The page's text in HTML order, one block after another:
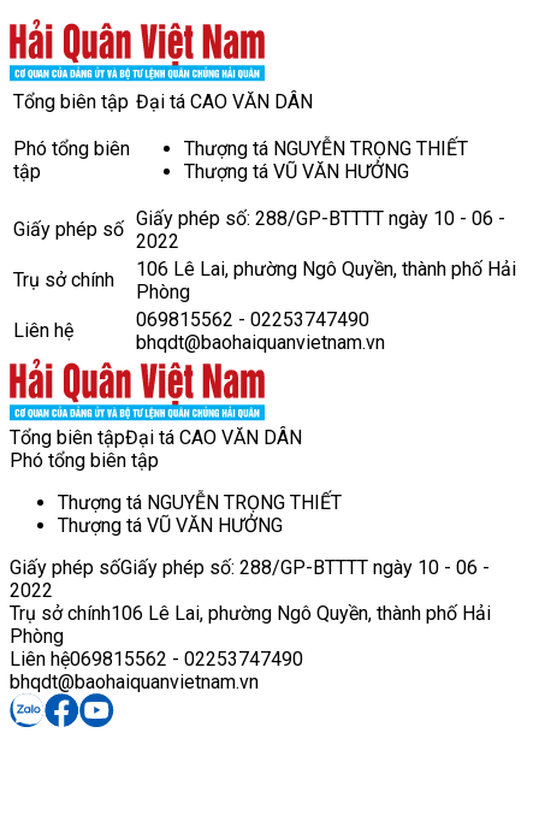
Tổng biên tập Đại tá CAO VĂN DÂN
Phó tổng biên
tập
Thượng tá NGUYỄN TRỌNG THIẾT
Thượng tá VŨ VĂN HƯỞNG
Giấy phép số Giấy phép số: 288/GP-BTTTT ngày 10 - 06 -
2022
Trụ sở chính
106 Lê Lai, phường Ngô Quyền, thành phố Hải
Phòng
Liên hệ
069815562 - 02253747490
bhqdt@baohaiquanvietnam.vn
Tổng biên tậpĐại tá CAO VĂN DÂN
Phó tổng biên tập
Thượng tá NGUYỄN TRỌNG THIẾT
Thượng tá VŨ VĂN HƯỞNG
Giấy phép sốGiấy phép số: 288/GP-BTTTT ngày 10 - 06 -
2022
Trụ sở chính106 Lê Lai, phường Ngô Quyền, thành phố Hải
Phòng
Liên hệ069815562 - 02253747490
bhqdt@baohaiquanvietnam.vn